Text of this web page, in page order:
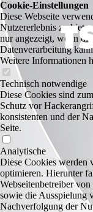
Cookie-Einstellungen
Diese Webseite
Nutzererlebnis zu
nur angezeigt, wenn
Datenverarbeitung
Weitere Informationen
Technisch notwendige
Diese Cookies sind
Schutz vor
konsistenten und der
Seite.
Analytische
Diese Cookies werden
optimieren. Hierunter
Webseitenbetreiber
sowie die Ausspielung
Nachverfolgung der